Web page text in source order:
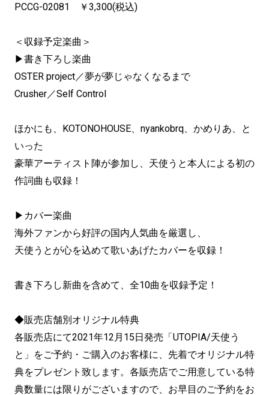
PCCG-02081 ￥3,300(税込)
＜収録予定楽曲＞
▶書き下ろし楽曲
OSTER project／夢が夢じゃなくなるまで
Crusher／Self Control
ほかにも、KOTONOHOUSE、nyankobrq、かめりあ、と
いった
豪華アーティスト陣が参加し、天使うと本人による初の
作詞曲も収録！
▶カバー楽曲
海外ファンから好評の国内人気曲を厳選し、
天使うとが心を込めて歌いあげたカバーを収録！
書き下ろし新曲を含めて、全10曲を収録予定！
◆販売店舗別オリジナル特典
各販売店にて2021年12月15日発売「UTOPIA/天使う
と」をご予約・ご購入のお客様に、先着でオリジナル特
典をプレゼント致します。各販売店でご用意している特
典数量には限りがございますので、お早目のご予約をお